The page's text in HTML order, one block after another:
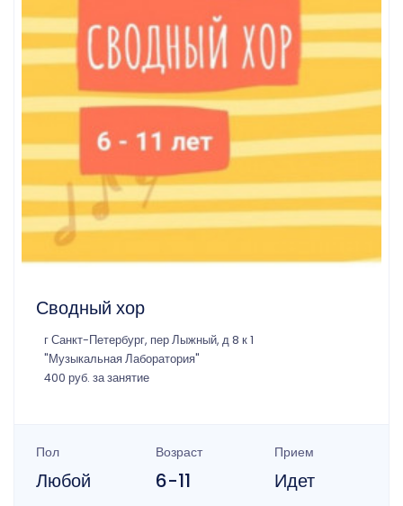
Сводный хор
г Санкт-Петербург, пер Лыжный, д 8 к 1
"Музыкальная Лаборатория"
400 руб. за занятие
Пол
Любой
Возраст
6-11
Прием
Идет